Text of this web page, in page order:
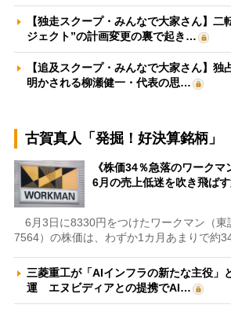
【独走スクープ・みんなで大家さん】二
ジェクト”の計画変更の裏で起き…
【追及スクープ・みんなで大家さん】独
明かされる柳瀬健一・代表の思…
古賀真人「発掘！好決算銘柄」
《株価34％急落のワークマ
6月の売上低迷を吹き飛ば
6月3日に8330円をつけたワークマン（東
7564）の株価は、わずか1カ月あまりで約
三菱重工が「AIインフラの新たな主役」
運 エヌビディアとの提携でAI…